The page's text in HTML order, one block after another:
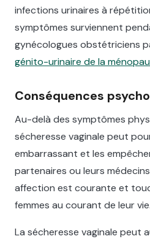
infections urinaires à
symptômes surviennent
gynécologues obstétriciens
génito-urinaire de la
Conséquences
Au-delà des symptômes
sécheresse vaginale peut
embarrassant et les
partenaires ou leurs
affection est courante et
femmes au courant de leur vie.
La sécheresse vaginale peut